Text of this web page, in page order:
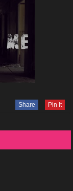
Share Pin It